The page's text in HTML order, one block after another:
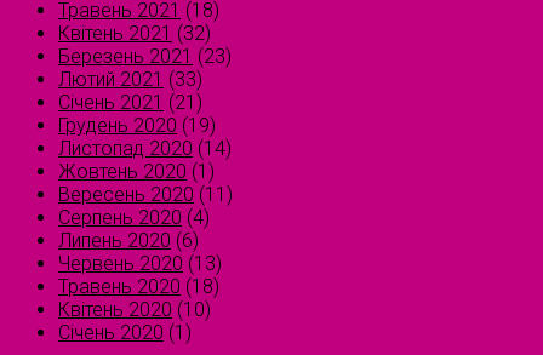
Травень 2021 (18)
Квітень 2021 (32)
Березень 2021 (23)
Лютий 2021 (33)
Січень 2021 (21)
Грудень 2020 (19)
Листопад 2020 (14)
Жовтень 2020 (1)
Вересень 2020 (11)
Серпень 2020 (4)
Липень 2020 (6)
Червень 2020 (13)
Травень 2020 (18)
Квітень 2020 (10)
Січень 2020 (1)